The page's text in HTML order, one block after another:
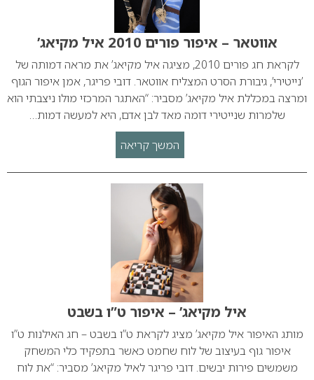
אווטאר – איפור פורים 2010 איל מקיאג’
לקראת חג פורים 2010, מציגה איל מקיאג’ את מראה דמותה של
’נייטירי’, גיבורת הסרט המצליח אווטאר. דובי פריגר, אמן איפור הגוף
ומרצה במכללת איל מקיאג’ מסביר: “האתגר המרכזי מולו ניצבתי הוא
שלמרות שנייטירי דומה מאד לבן אדם, היא למעשה דמות…
המשך קריאה
איל מקיאג’ – איפור ט”ו בשבט
מותג האיפור איל מקיאג’ מציג לקראת ט”ו בשבט – חג האילנות ט”ו
איפור גוף בעיצוב של לוח שחמט כאשר בתפקיד כלי המשחק
משמשים פירות יבשים. דובי פריגר לאיל מקיאג’ מסביר: “את לוח